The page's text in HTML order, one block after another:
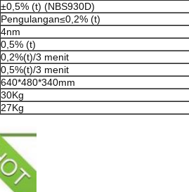
±0,5% (t) (NBS930D)
Pengulangan≤0,2% (t)
4nm
0,5% (t)
0,2%(t)/3 menit
0,5%(t)/3 menit
640*480*340mm
30Kg
27Kg